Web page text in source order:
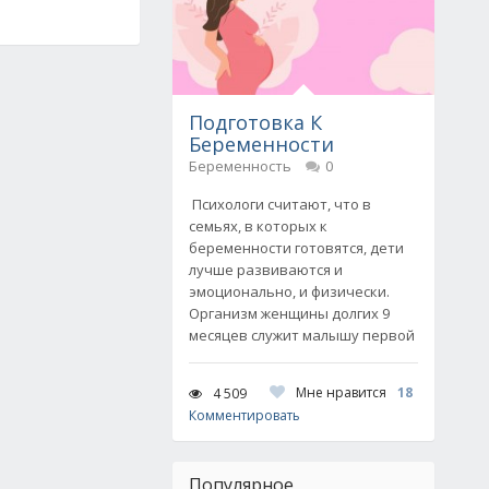
Подготовка К
Беременности
Беременность
0
Психологи считают, что в
семьях, в которых к
беременности готовятся, дети
лучше развиваются и
эмоционально, и физически.
Организм женщины долгих 9
месяцев служит малышу первой
4 509 Мне нравится
18
Комментировать